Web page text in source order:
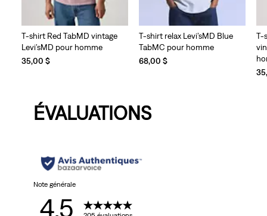
T-shirt Red TabMD vintage
Levi’sMD pour homme
35,00 $
T-shirt relax Levi’sMD Blue
TabMC pour homme
68,00 $
T-
ÉVALUATIONS
Note générale
4.5